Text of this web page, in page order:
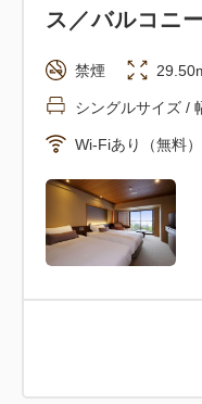
ス／バルコニ
禁煙
シングルサイズ /
Wi-Fiあり（無料）